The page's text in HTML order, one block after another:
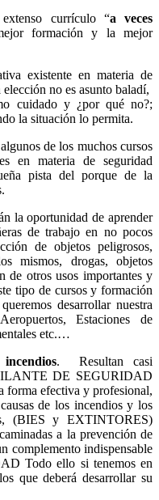
currículo “a veces
formación y la mejor
existente en materia de
no es asunto baladí,
cuidado y ¿por qué no?;
la situación lo permita.
de los muchos cursos
en materia de seguridad
pista del porque de la
la oportunidad de aprender
de trabajo en no pocos
de objetos peligrosos,
mismos, drogas, objetos
de otros usos importantes y
tipo de cursos y formación
desarrollar nuestra
Estaciones de
etc.…
. Resultan casi
DE SEGURIDAD
forma efectiva y profesional,
de los incendios y los
(BIES y EXTINTORES)
a la prevención de
complemento indispensable
Todo ello si tenemos en
que deberá desarrollar su